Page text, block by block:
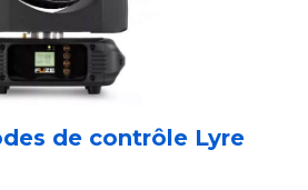
de contrôle Lyre